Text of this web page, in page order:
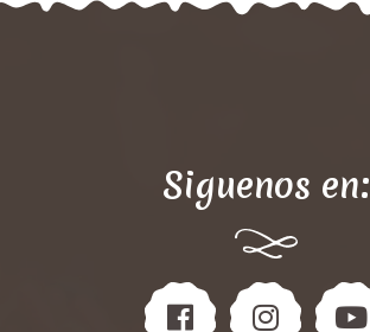
Siguenos en: